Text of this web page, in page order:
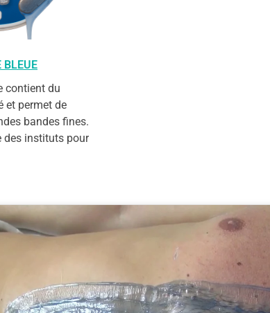
BLEUE
contient du
et permet de
bandes fines.
des instituts pour